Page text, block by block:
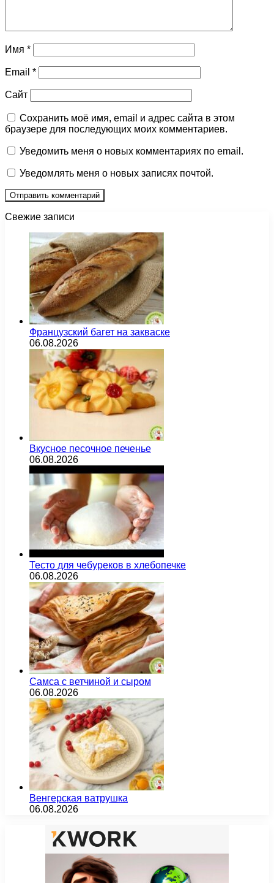
Имя *
Email *
Сайт
Сохранить моё имя, email и адрес сайта в этом
браузере для последующих моих комментариев.
Уведомить меня о новых комментариях по email.
Уведомлять меня о новых записях почтой.
Свежие записи
Французский багет на закваске
06.08.2026
Вкусное песочное печенье
06.08.2026
Тесто для чебуреков в хлебопечке
06.08.2026
Самса с ветчиной и сыром
06.08.2026
Венгерская ватрушка
06.08.2026